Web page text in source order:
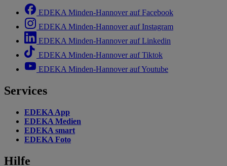
EDEKA Minden-Hannover auf Facebook
EDEKA Minden-Hannover auf Instagram
EDEKA Minden-Hannover auf Linkedin
EDEKA Minden-Hannover auf Tiktok
EDEKA Minden-Hannover auf Youtube
Services
EDEKA App
EDEKA Medien
EDEKA smart
EDEKA Foto
Hilfe